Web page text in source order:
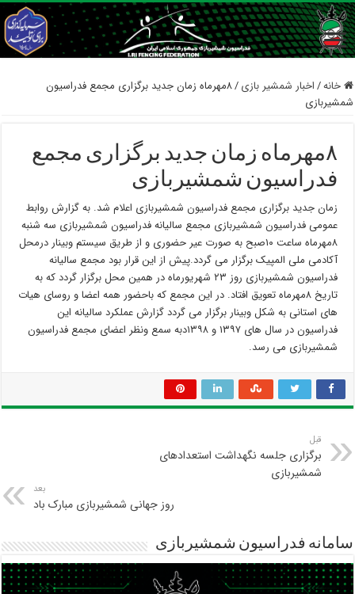
خانه/اخبار شمشیر بازی / ۸مهرماه زمان جدید برگزاری مجمع فدراسیون
شمشیربازی
۸مهرماه زمان جدید برگزاری مجمع
فدراسیون شمشیربازی
زمان جدید برگزاری مجمع فدراسیون شمشیربازی اعلام شد. به گزارش روابط
عمومی فدراسیون شمشیربازی مجمع سالیانه فدراسیون شمشیربازی سه شنبه
۸مهرماه ساعت ۱۰صبح به صورت عیر حضوری و از طریق سیستم وبینار درمحل
آکادمی ملی المپیک برگزار می گردد.پیش از این قرار بود مجمع سالیانه
فدراسیون شمشیربازی روز ۲۳ شهریورماه در همین محل برگزار گردد که به
تاریخ ۸مهرماه تعویق افتاد. در این مجمع که باحضور همه اعضا و روسای هیات
های استانی به شکل وبینار برگزار می گردد گزارش عملکرد سالیانه این
فدراسیون در سال های ۱۳۹۷ و ۱۳۹۸دبه سمع ونظر اعضای مجمع فدراسیون
شمشیربازی می رسد.
قبل
برگزاری جلسه نگهداشت استعدادهای
شمشیربازی
بعد
روز جهانی شمشیربازی مبارک باد
سامانه فدراسیون شمشیربازی